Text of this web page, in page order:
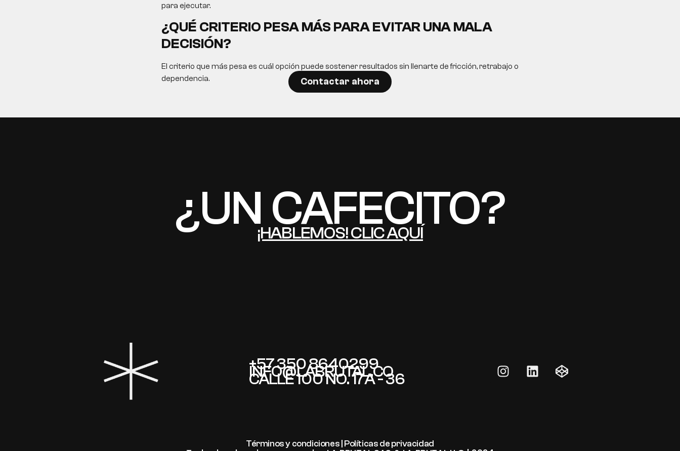
para ejecutar.
¿QUÉ CRITERIO PESA MÁS PARA EVITAR UNA MALA
DECISIÓN?
El criterio que más pesa es cuál opción puede sostener resultados sin llenarte de fricción, retrabajo o
dependencia.
Contactar ahora
¿UN CAFECITO?
¡HABLEMOS! CLIC AQUÍ
+57 350 8640299
INFO@LABRUTAL.CO
CALLE 100 NO. 17A - 36
Términos y condiciones | Políticas de privacidad